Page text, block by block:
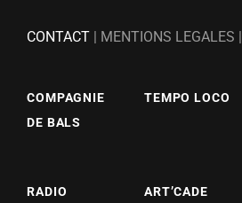
CONTACT | MENTIONS LEGALES |
COMPAGNIE
DE BALS
TEMPO LOCO
RADIO
ART’CADE